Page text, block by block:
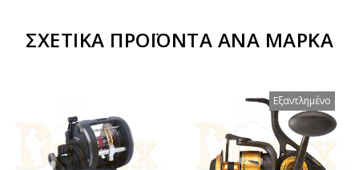
ΣΧΕΤΙΚΆ ΠΡΟΪΌΝΤΑ ΑΝΆ ΜΆΡΚΑ
Εξαντλημένο